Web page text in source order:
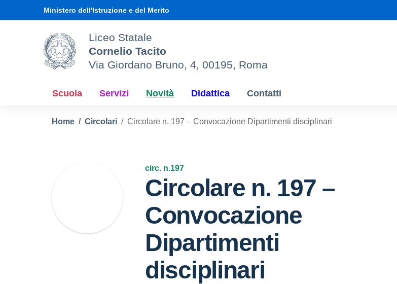
Ministero dell'Istruzione e del Merito
Liceo Statale
Cornelio Tacito
Via Giordano Bruno, 4, 00195, Roma
Scuola Servizi Novità Didattica Contatti
Home Circolari Circolare n. 197 – Convocazione Dipartimenti disciplinari
circ. n.197
Circolare n. 197 –
Convocazione
Dipartimenti
disciplinari